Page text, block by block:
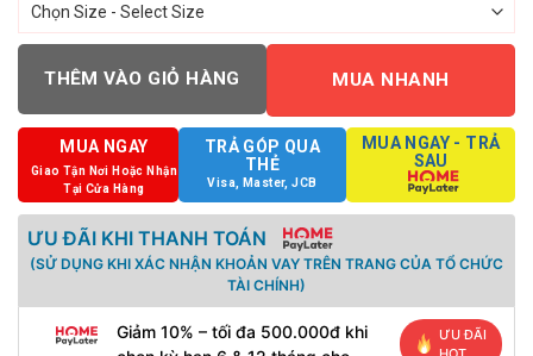
THÊM VÀO GIỎ HÀNG MUA NHANH
MUA NGAY
Giao Tận Nơi Hoặc Nhận
Tại Cửa Hàng
TRẢ GÓP QUA
THẺ
Visa, Master, JCB
MUA NGAY - TRẢ
SAU
ƯU ĐÃI KHI THANH TOÁN
(SỬ DỤNG KHI XÁC NHẬN KHOẢN VAY TRÊN TRANG CỦA TỔ CHỨC
TÀI CHÍNH)
Giảm 10% – tối đa 500.000đ khi
ƯU ĐÃI